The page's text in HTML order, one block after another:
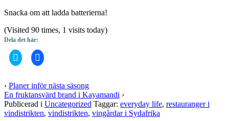
Snacka om att ladda batterierna!
(Visited 90 times, 1 visits today)
Dela det här:
Klicka
för
på
Twitter
(Öppnas
i
ett
nytt
Klicka
för
på
Facebook
(Öppnas
i
ett
nytt
‹ Planer inför nästa säsong
En fruktansvärd brand i Kayamandi ›
Publicerad i Uncategorized Taggar: everyday life, restauranger i
vindistrikten, vindistrikten, vingårdar i Sydafrika